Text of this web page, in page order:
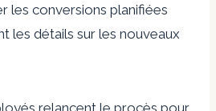
les conversions planifiées
les détails sur les nouveaux
relancent le procès pour